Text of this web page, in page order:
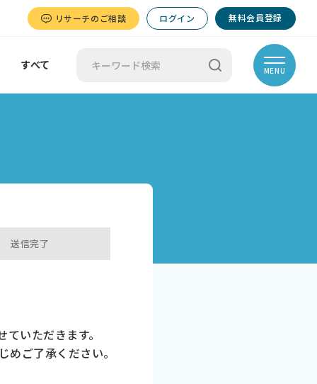
リサーチのご相談 ログイン 無料会員登録
すべて MENU
送信完了
いただきます。
ご了承ください。